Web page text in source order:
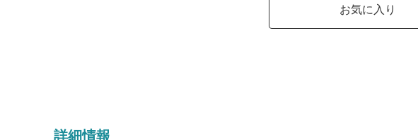
お気に入り
詳細情報